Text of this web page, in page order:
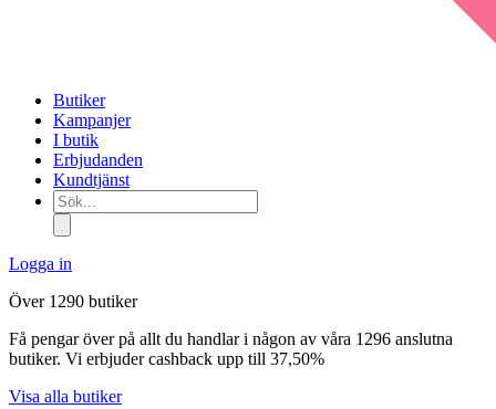
Butiker
Kampanjer
I butik
Erbjudanden
Kundtjänst
Sök...
Logga in
Över 1290 butiker
Få pengar över på allt du handlar i någon av våra 1296 anslutna
butiker. Vi erbjuder cashback upp till 37,50%
Visa alla butiker